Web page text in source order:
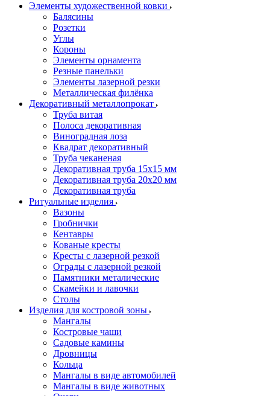
Элементы художественной ковки
Балясины
Розетки
Углы
Короны
Элементы орнамента
Резные панельки
Элементы лазерной резки
Металлическая филёнка
Декоративный металлопрокат
Труба витая
Полоса декоративная
Виноградная лоза
Квадрат декоративный
Труба чеканеная
Декоративная труба 15х15 мм
Декоративная труба 20х20 мм
Декоративная труба
Ритуальные изделия
Вазоны
Гробнички
Кентавры
Кованые кресты
Кресты с лазерной резкой
Ограды с лазерной резкой
Памятники металические
Скамейки и лавочки
Столы
Изделия для костровой зоны
Мангалы
Костровые чаши
Садовые камины
Дровницы
Кольца
Мангалы в виде автомобилей
Мангалы в виде животных